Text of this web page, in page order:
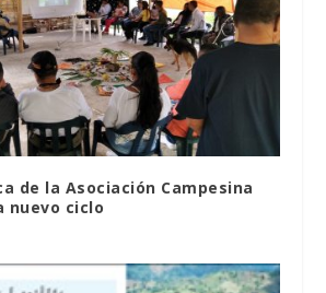
de la Asociación Campesina
nuevo ciclo